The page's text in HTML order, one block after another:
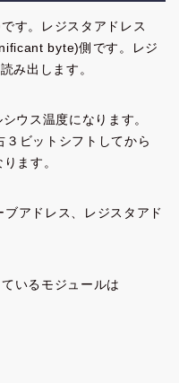
す。レジスタアドレス
byte)側です。レジ
み出します。
ウス温度になります。
ビットシフトしてから
ます。
アドレス、レジスタアド
いるモジュールは